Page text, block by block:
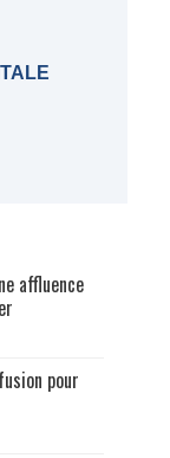
affluence
pour